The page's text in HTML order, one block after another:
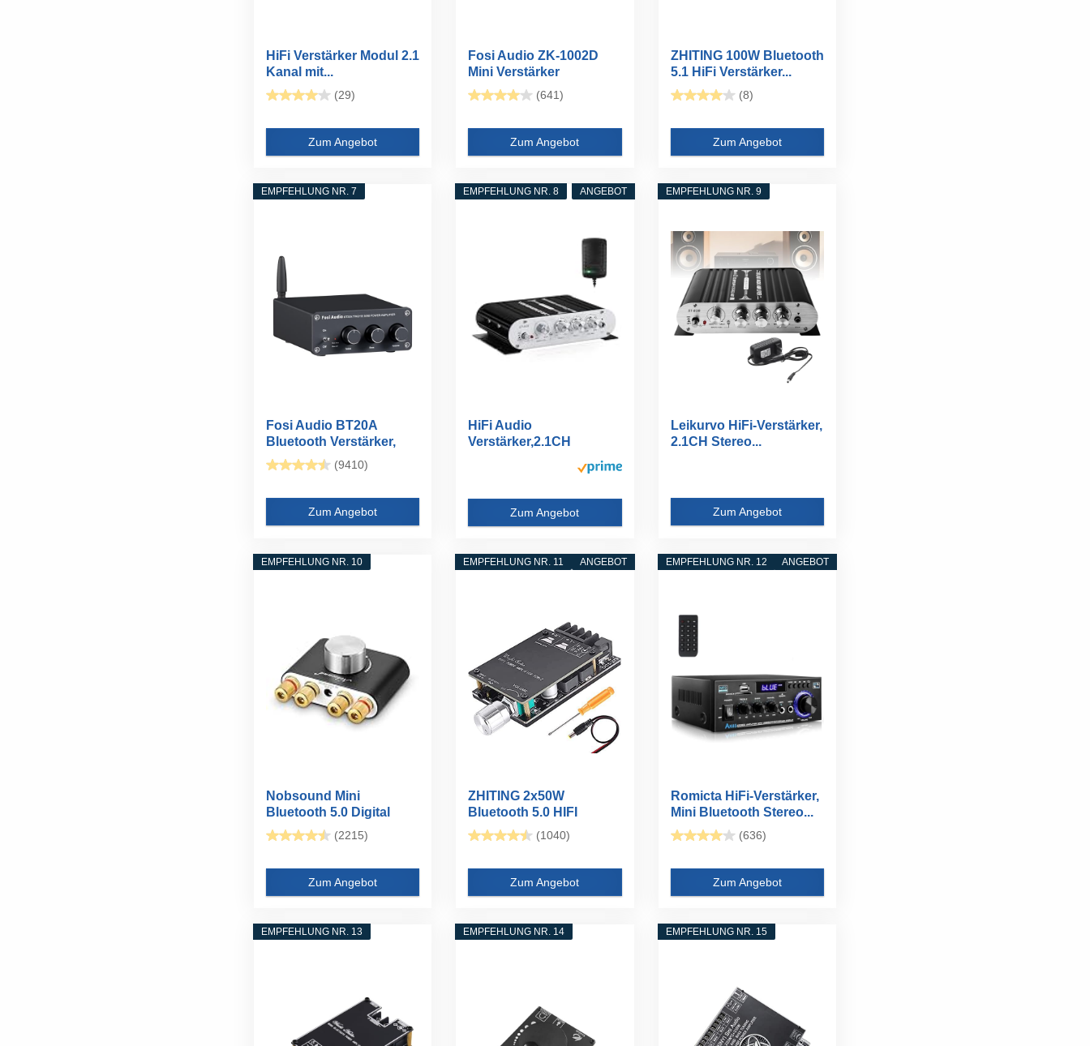
HiFi Verstärker Modul 2.1
Kanal mit...
(29)
Zum Angebot
Fosi Audio ZK-1002D
Mini Verstärker
Bluetooth...
(641)
Zum Angebot
ZHITING 100W Bluetooth
5.1 HiFi Verstärker...
(8)
Zum Angebot
EMPFEHLUNG NR. 7
Fosi Audio BT20A
Bluetooth Verstärker,
200W Mini...
(9410)
Zum Angebot
ANGEBOT
EMPFEHLUNG NR. 8
HiFi Audio
Verstärker,2.1CH
Zum Angebot
EMPFEHLUNG NR. 9
Leikurvo HiFi-Verstärker,
2.1CH Stereo...
Zum Angebot
EMPFEHLUNG NR. 10
Nobsound Mini
Bluetooth 5.0 Digital
Power...
(2215)
Zum Angebot
ANGEBOT
EMPFEHLUNG NR. 11
ZHITING 2x50W
Bluetooth 5.0 HIFI
Verstärker Board...
(1040)
Zum Angebot
ANGEBOT
EMPFEHLUNG NR. 12
Romicta HiFi-Verstärker,
Mini Bluetooth Stereo...
(636)
Zum Angebot
EMPFEHLUNG NR. 13 EMPFEHLUNG NR. 14 EMPFEHLUNG NR. 15